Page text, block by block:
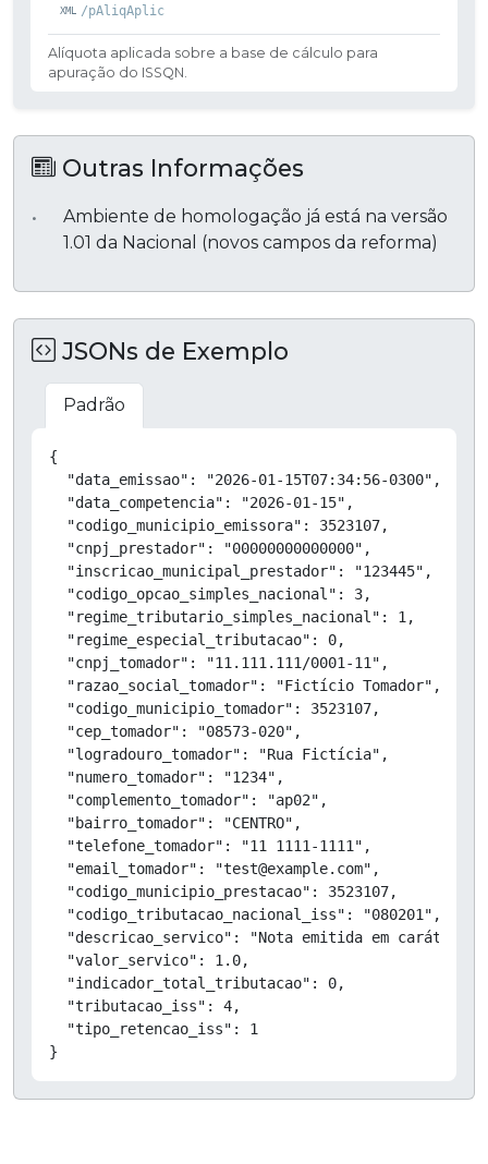
/pAliqAplic
Alíquota aplicada sobre a base de cálculo para
apuração do ISSQN.
Outras Informações
Ambiente de homologação já está na versão
1.01 da Nacional (novos campos da reforma)
JSONs de Exemplo
Padrão
{
  "data_emissao": "2026-01-15T07:34:56-0300",
  "data_competencia": "2026-01-15",
  "codigo_municipio_emissora": 3523107,
  "cnpj_prestador": "00000000000000",
  "inscricao_municipal_prestador": "123445",
  "codigo_opcao_simples_nacional": 3,
  "regime_tributario_simples_nacional": 1,
  "regime_especial_tributacao": 0,
  "cnpj_tomador": "11.111.111/0001-11",
  "razao_social_tomador": "Fictício Tomador",
  "codigo_municipio_tomador": 3523107,
  "cep_tomador": "08573-020",
  "logradouro_tomador": "Rua Fictícia",
  "numero_tomador": "1234",
  "complemento_tomador": "ap02",
  "bairro_tomador": "CENTRO",
  "telefone_tomador": "11 1111-1111",
  "email_tomador": "test@example.com",
  "codigo_municipio_prestacao": 3523107,
  "codigo_tributacao_nacional_iss": "080201",
"descricao_servico": "Nota emitida em caráter
  "valor_servico": 1.0,
  "indicador_total_tributacao": 0,
  "tributacao_iss": 4,
  "tipo_retencao_iss": 1
}